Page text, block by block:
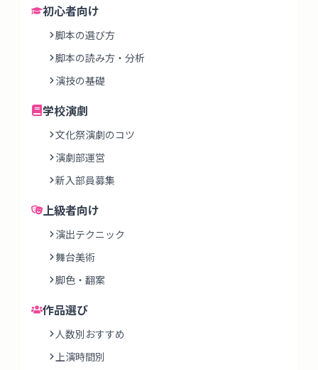
初心者向け
脚本の選び方
脚本の読み方・分析
演技の基礎
学校演劇
文化祭演劇のコツ
演劇部運営
新入部員募集
上級者向け
演出テクニック
舞台美術
脚色・翻案
作品選び
人数別おすすめ
上演時間別